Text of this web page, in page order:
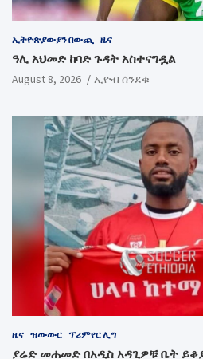
ኢትዮጵያውያን በውጪ ዜና
ዓሊ አህመድ ከባድ ጉዳት አስተናግዷል
August 8, 2026 ኢዮብ ሰንደቁ
ዜና ዝውውር ፕሪምየር ሊግ
ያሬድ መሐመድ በአዲስ አዳጊዎቹ ቤት